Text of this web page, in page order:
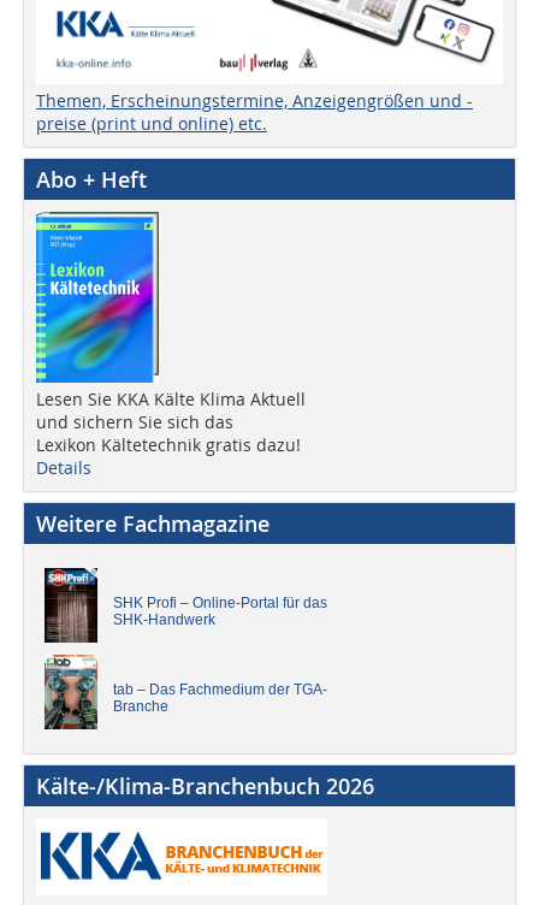
Themen, Erscheinungstermine, Anzeigengrößen und -
preise (print und online) etc.
Abo + Heft
Lesen Sie KKA Kälte Klima Aktuell
und sichern Sie sich das
Lexikon Kältetechnik gratis dazu!
Details
Weitere Fachmagazine
SHK Profi – Online-Portal für das
SHK-Handwerk
tab – Das Fachmedium der TGA-
Branche
Kälte-/Klima-Branchenbuch 2026